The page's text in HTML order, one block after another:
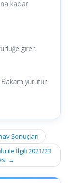
kadar
girer.
Bakam yürütür.
Sonuçları
ile İlgili 2021/23
→